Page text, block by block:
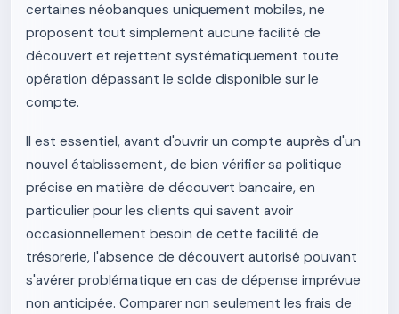
certaines néobanques uniquement mobiles, ne
proposent tout simplement aucune facilité de
découvert et rejettent systématiquement toute
opération dépassant le solde disponible sur le
compte.
Il est essentiel, avant d'ouvrir un compte auprès d'un
nouvel établissement, de bien vérifier sa politique
précise en matière de découvert bancaire, en
particulier pour les clients qui savent avoir
occasionnellement besoin de cette facilité de
trésorerie, l'absence de découvert autorisé pouvant
s'avérer problématique en cas de dépense imprévue
non anticipée. Comparer non seulement les frais de